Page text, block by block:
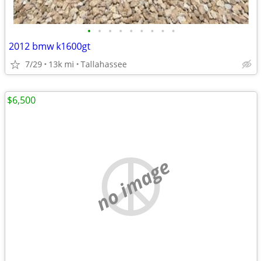
• • • • • • • • •
2012 bmw k1600gt
7/29 13k mi Tallahassee
no image
$6,500